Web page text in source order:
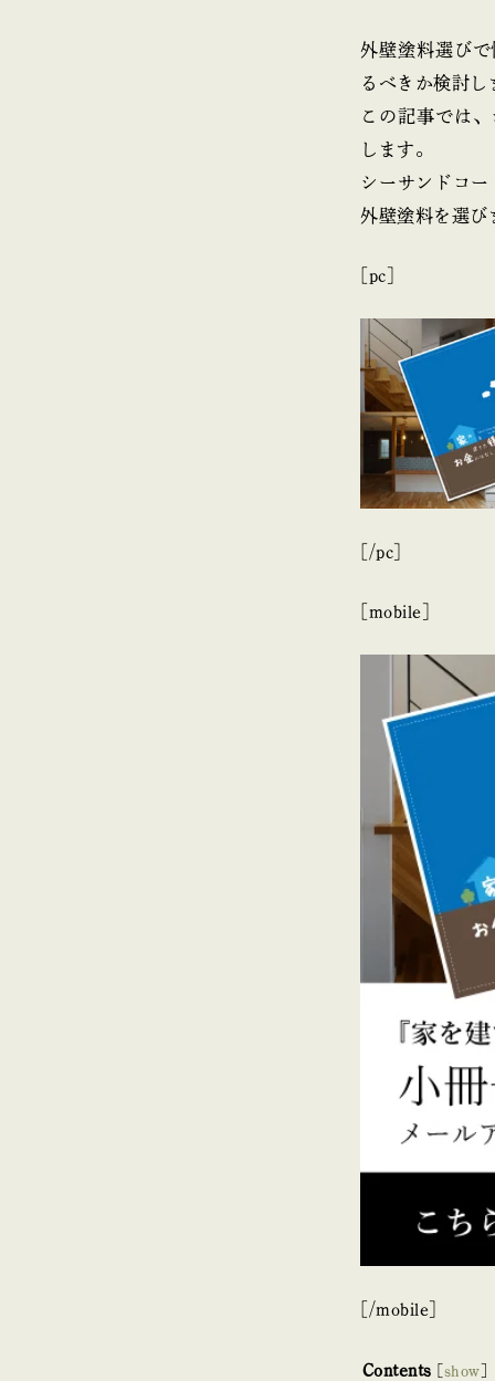
外壁塗料選び
るべきか検討し
この記事では
します。
シーサンドコ
外壁塗料を選び
[pc]
[/pc]
[mobile]
[/mobile]
Contents show